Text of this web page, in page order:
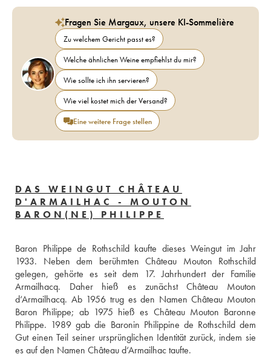
Fragen Sie Margaux, unsere KI-Sommelière
Zu welchem Gericht passt es?
Welche ähnlichen Weine empfiehlst du mir?
Wie sollte ich ihn servieren?
Wie viel kostet mich der Versand?
Eine weitere Frage stellen
DAS WEINGUT CHÂTEAU
D'ARMAILHAC - MOUTON
BARON(NE) PHILIPPE
Baron Philippe de Rothschild kaufte dieses Weingut im Jahr
1933. Neben dem berühmten Château Mouton Rothschild
gelegen, gehörte es seit dem 17. Jahrhundert der Familie
Armailhacq. Daher hieß es zunächst Château Mouton
d‘Armailhacq. Ab 1956 trug es den Namen Château Mouton
Baron Philippe; ab 1975 hieß es Château Mouton Baronne
Philippe. 1989 gab die Baronin Philippine de Rothschild dem
Gut einen Teil seiner ursprünglichen Identität zurück, indem sie
es auf den Namen Château d‘Armailhac taufte.